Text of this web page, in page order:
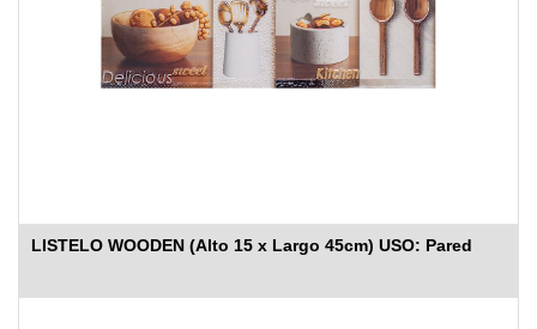
LISTELO WOODEN (Alto 15 x Largo 45cm) USO: Pared